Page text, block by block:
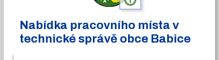
Nabídka pracovního místa v
technické správě obce Babice